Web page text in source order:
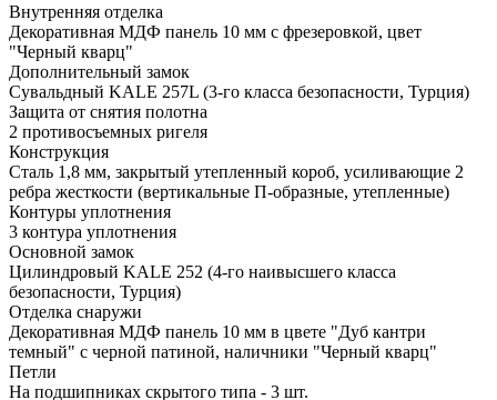
Внутренняя отделка
Декоративная МДФ панель 10 мм с фрезеровкой, цвет
"Черный кварц"
Дополнительный замок
Сувальдный KALE 257L (3-го класса безопасности, Турция)
Защита от снятия полотна
2 противосъемных ригеля
Конструкция
Сталь 1,8 мм, закрытый утепленный короб, усиливающие 2
ребра жесткости (вертикальные П-образные, утепленные)
Контуры уплотнения
3 контура уплотнения
Основной замок
Цилиндровый KALE 252 (4-го наивысшего класса
безопасности, Турция)
Отделка снаружи
Декоративная МДФ панель 10 мм в цвете "Дуб кантри
темный" с черной патиной, наличники "Черный кварц"
Петли
На подшипниках скрытого типа - 3 шт.